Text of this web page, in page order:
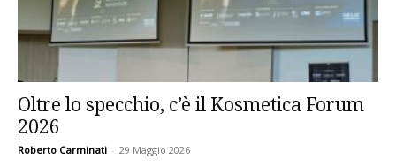
Oltre lo specchio, c’è il Kosmetica Forum
2026
Roberto Carminati - 29 Maggio 2026